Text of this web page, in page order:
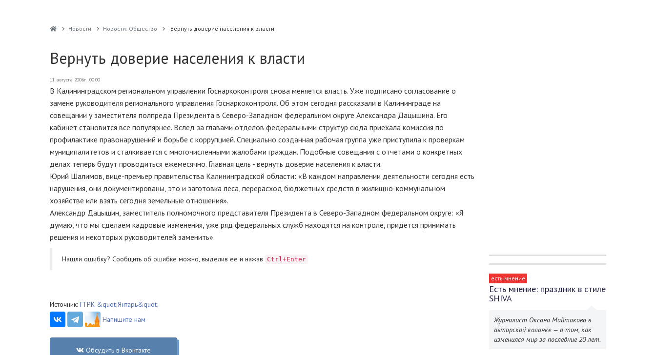
Новости Новости: Общество Вернуть доверие населения к власти
Вернуть доверие населения к власти
11 августа 2006г., 00:00
В Калининградском региональном управлении Госнаркоконтроля снова меняется власть. Уже подписано согласование о
замене руководителя регионального управления Госнаркоконтроля. Об этом сегодня рассказали в Калининграде на
совещании у заместителя полпреда Президента в Северо-Западном федеральном округе Александра Дацышина. Его
кабинет становится все популярнее. Вслед за главами отделов федеральными структур сюда приехала комиссия по
профилактике правонарушений и борьбе с коррупцией. Специально созданная рабочая группа уже приступила к проверкам
муниципалитетов и сталкивается с многочисленными жалобами граждан. Подобные совещания с отчетами о конкретных
делах теперь будут проводиться ежемесячно. Главная цель - вернуть доверие населения к власти.
Юрий Шалимов, вице-премьер правительства Калининградской области: «В каждом направлении деятельности сегодня есть
нарушения, они документированы, это и заготовка леса, перерасход бюджетных средств в жилищно-коммунальном
хозяйстве или взять сегодня земельные отношения».
Александр Дацышин, заместитель полномочного представителя Президента в Северо-Западном федеральном округе: «Я
думаю, что мы сделаем кадровые изменения, уже ряд федеральных служб находятся на контроле, придется принимать
решения и некоторых руководителей заменить».
Нашли ошибку? Cообщить об ошибке можно, выделив ее и нажав Ctrl+Enter
Источник: ГТРК &quot;Янтарь&quot;
Напишите нам
Обсудить в Вконтакте
есть мнение
Есть мнение: праздник в стиле
SHIVA
Журналист Оксана Майтакова в
авторской колонке — о том, как
изменился мир за последние 20 лет.